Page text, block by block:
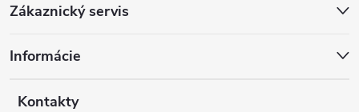
p
Zákaznický servis
Informácie
Kontakty